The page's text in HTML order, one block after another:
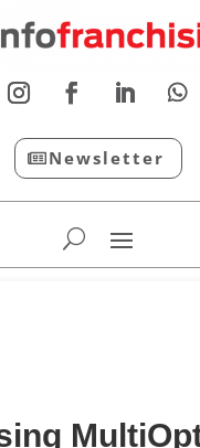
Newsletter